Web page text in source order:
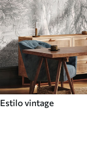
Estilo vintage